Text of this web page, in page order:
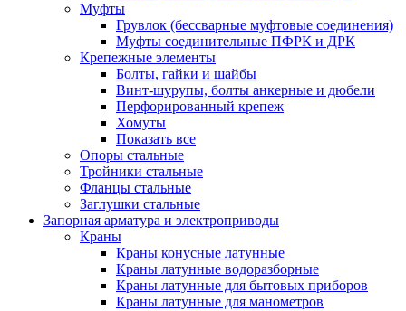
Муфты
Грувлок (бессварные муфтовые соединения)
Муфты соединительные ПФРК и ДРК
Крепежные элементы
Болты, гайки и шайбы
Винт-шурупы, болты анкерные и дюбели
Перфорированный крепеж
Хомуты
Показать все
Опоры стальные
Тройники стальные
Фланцы стальные
Заглушки стальные
Запорная арматура и электроприводы
Краны
Краны конусные латунные
Краны латунные водоразборные
Краны латунные для бытовых приборов
Краны латунные для манометров